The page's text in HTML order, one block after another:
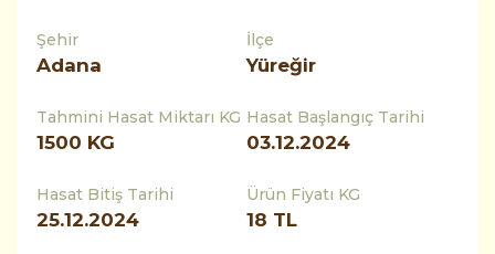
Şehir
Adana
İlçe
Yüreğir
Tahmini Hasat Miktarı KG
1500 KG
Hasat Başlangıç Tarihi
03.12.2024
Hasat Bitiş Tarihi
25.12.2024
Ürün Fiyatı KG
18 TL